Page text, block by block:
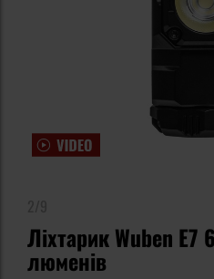
Ліхтарик Wuben
люменів